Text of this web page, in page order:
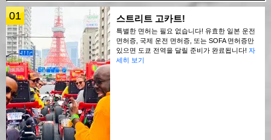
01 스트리트 고카트!
특별한 면허는 필요 없습니다! 유효한 일본 운전
면허증, 국제 운전 면허증, 또는 SOFA 면허증만
있으면 도쿄 전역을 달릴 준비가 완료됩니다! 자
세히 보기